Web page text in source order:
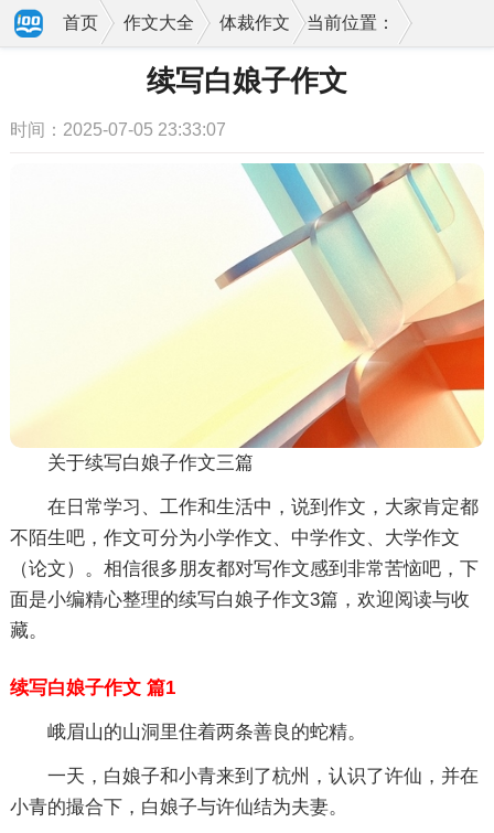
当前位置：
首页 作文大全 体裁作文
续写白娘子作文
时间：2025-07-05 23:33:07
关于续写白娘子作文三篇
在日常学习、工作和生活中，说到作文，大家肯定都
不陌生吧，作文可分为小学作文、中学作文、大学作文
（论文）。相信很多朋友都对写作文感到非常苦恼吧，下
面是小编精心整理的续写白娘子作文3篇，欢迎阅读与收
藏。
续写白娘子作文 篇1
峨眉山的山洞里住着两条善良的蛇精。
一天，白娘子和小青来到了杭州，认识了许仙，并在
小青的撮合下，白娘子与许仙结为夫妻。